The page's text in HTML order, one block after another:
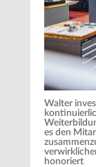
Walter
es den
honoriert